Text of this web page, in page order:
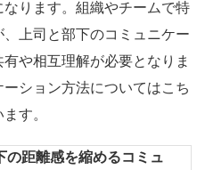
ります。組織やチームで特
上司と部下のコミュニケー
や相互理解が必要となりま
ション方法についてはこち
す。
の距離感を縮めるコミュ